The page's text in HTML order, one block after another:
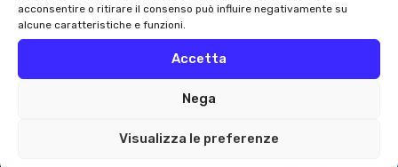
acconsentire o ritirare il consenso può influire negativamente su
alcune caratteristiche e funzioni.
Accetta
Nega
Visualizza le preferenze
Vuoi parlare con il nostro